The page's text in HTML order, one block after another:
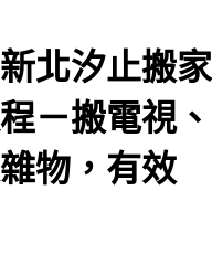
北汐止搬家
－搬電視、
物，有效